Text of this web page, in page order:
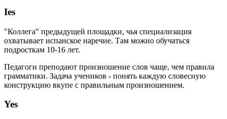
Ies
"Коллега" предыдущей площадки, чья специализация
охватывает испанское наречие. Там можно обучаться
подросткам 10-16 лет.
Педагоги преподают произношение слов чаще, чем правила
грамматики. Задача учеников - понять каждую словесную
конструкцию вкупе с правильным произношением.
Yes